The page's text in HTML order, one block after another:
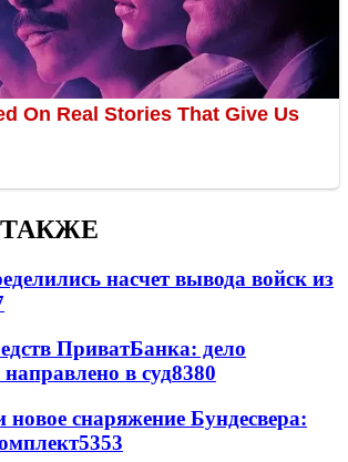
насчет вывода войск из
ПриватБанка: дело
в суд8380
снаряжение Бундесвера:
5353